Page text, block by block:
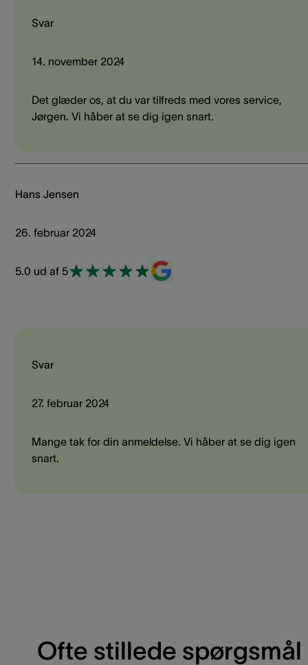
Svar
14. november 2024
Det glæder os, at du var tilfreds med vores service,
Jørgen. Vi håber at se dig igen snart.
Hans Jensen
26. februar 2024
5.0 ud af 5
Svar
27. februar 2024
Mange tak for din anmeldelse. Vi håber at se dig igen
snart.
Ofte stillede spørgsmål